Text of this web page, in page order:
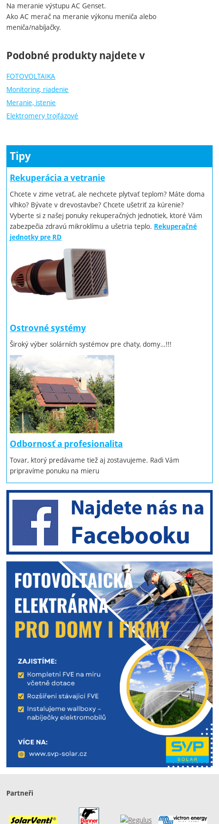
Na meranie výstupu AC Genset.
Ako AC merač na meranie výkonu meniča alebo
meniča/nabíjačky.
Podobné produkty najdete v
FOTOVOLTAIKA
Monitoring, riadenie
Meranie, istenie
Elektromery trojfázové
Tipy
Rekuperácia a vetranie
Chcete v zime vetrať, ale nechcete plytvať teplom? Máte doma
vlhko? Bývate v drevostavbe? Chcete ušetriť za kúrenie?
Vyberte si z našej ponuky rekuperačných jednotiek, ktoré Vám
zabezpečia zdravú mikroklímu a ušetria teplo. Rekuperačné
jednotky pre RD
Ostrovné systémy
Široký výber solárních systémov pre chaty, domy…!!!
Odbornosť a profesionalita
Tovar, ktorý predávame tiež aj zostavujeme. Radi Vám
pripravíme ponuku na mieru
Partneři